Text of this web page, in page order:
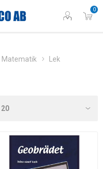
0
Matematik Lek